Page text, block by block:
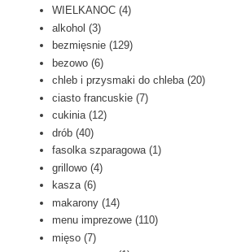
WIELKANOC (4)
alkohol (3)
bezmięsnie (129)
bezowo (6)
chleb i przysmaki do chleba (20)
ciasto francuskie (7)
cukinia (12)
drób (40)
fasolka szparagowa (1)
grillowo (4)
kasza (6)
makarony (14)
menu imprezowe (110)
mięso (7)